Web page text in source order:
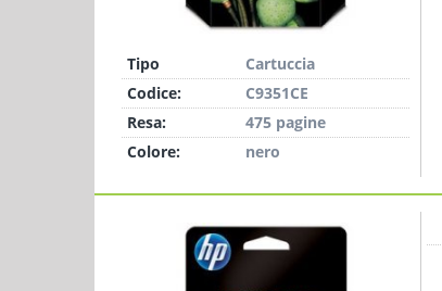
Tipo
Cartuccia
Codice:
C9351CE
Resa:
475 pagine
Colore:
nero